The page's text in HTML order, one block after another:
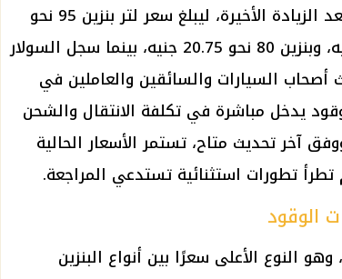
في مصر عند آخر مستويات معلنة بعد الزيادة الأخيرة، ليبلغ سعر لتر بنزين 95 نحو
24 جنيهًا، وبنزين 92 نحو 22.25 جنيه، وبنزين 80 نحو 20.75 جنيه، بينما سجل السولار
أصحاب السيارات والسائقين والعاملين في
يدخل مباشرة في تكلفة الانتقال والشحن
آخر تحديث متاح، تستمر الأسعار الحالية
الوقود
24 جنيهًا للتر، وهو النوع الأعلى سعرًا بين أنواع البنزين